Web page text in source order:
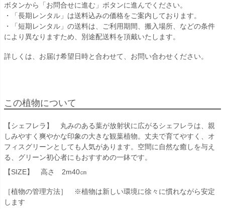
ボタンから「お問合せに進む」ボタンに進んでください。
・「長期レンタル」は送料込みの価格をご案内しております。
・「短期レンタル」の送料は、ご利用期間、搬入場所、などの条件
により異なりますため、別途配送料を頂戴いたします。
詳しくは、お届け希望日時と合わせて、お問い合わせください。
この植物について
【シェフレラ】 丸みのある葉が放射状に広がるシェフレラは、親
しみやすく爽やかな印象の大きな観葉植物。丈夫で育てやすく、オ
フィスグリーンとしても人気があります。空間に自然な癒しを与え
る、グリーン初心者にもおすすめの一鉢です。
【SIZE】 高さ 2m40㎝
［植物の管理方法］ ※植物は新しい環境に徐々に慣れながら安定
します